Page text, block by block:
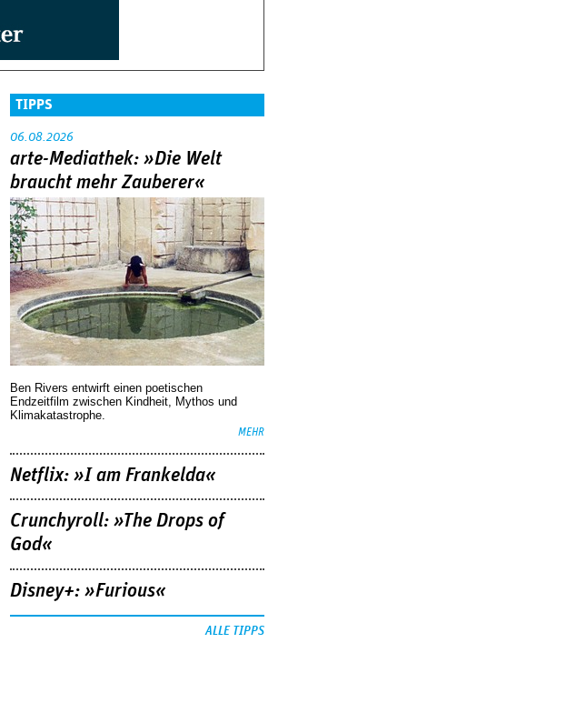
TIPPS
06.08.2026
arte-Mediathek: »Die Welt
braucht mehr Zauberer«
Ben Rivers entwirft einen poetischen
Endzeitfilm zwischen Kindheit, Mythos und
Klimakatastrophe.
MEHR
Netflix: »I am Frankelda«
Crunchyroll: »The Drops of
God«
Disney+: »Furious«
ALLE TIPPS